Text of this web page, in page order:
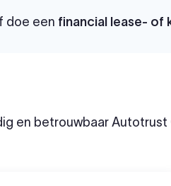
doe een financial lease- of
en betrouwbaar